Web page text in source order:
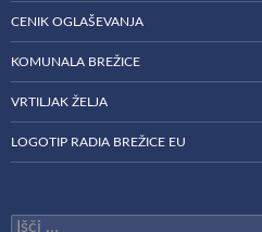
CENIK OGLAŠEVANJA
KOMUNALA BREŽICE
VRTILJAK ŽELJA
LOGOTIP RADIA BREŽICE EU
Išči: